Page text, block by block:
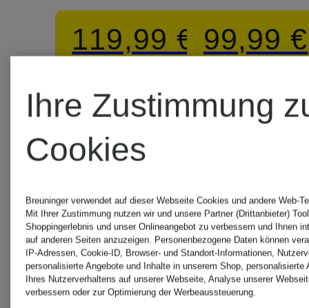
SPEED
FF 4
CLAY
119,99 €
Bestpreis:
101,99 €
Ursprünglich:
3 CLAY,
99,99 €
150 €
Ihre Zustimmung
Cookies
Breuninger verwendet auf dieser Webseite Cookies und andere Web-
Mit Ihrer Zustimmung nutzen wir und unsere Partner (Drittanbieter)
Shoppingerlebnis und unser Onlineangebot zu verbessern und Ihnen
auf anderen Seiten anzuzeigen. Personenbezogene Daten können
IP-Adressen, Cookie-ID, Browser- und Standort-Informationen,
personalisierte Angebote und Inhalte in unserem Shop, personalisierte
Ihres Nutzerverhaltens auf unserer Webseite, Analyse unserer
verbessern oder zur Optimierung der Werbeaussteuerung.